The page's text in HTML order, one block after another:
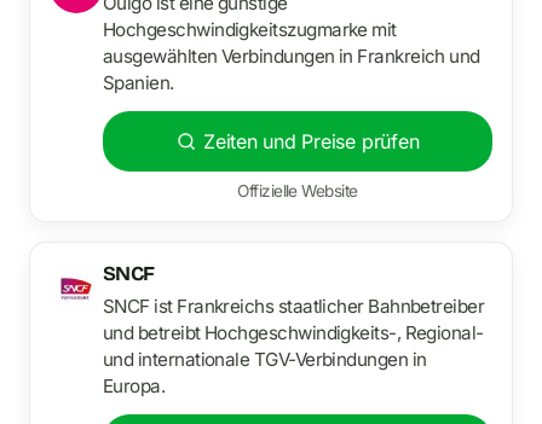
Hochgeschwindigkeitszugmarke mit
ausgewählten Verbindungen in Frankreich und
Spanien.
Zeiten und Preise prüfen
Offizielle Website
SNCF
SNCF ist Frankreichs staatlicher Bahnbetreiber
und betreibt Hochgeschwindigkeits-, Regional-
und internationale TGV-Verbindungen in
Europa.